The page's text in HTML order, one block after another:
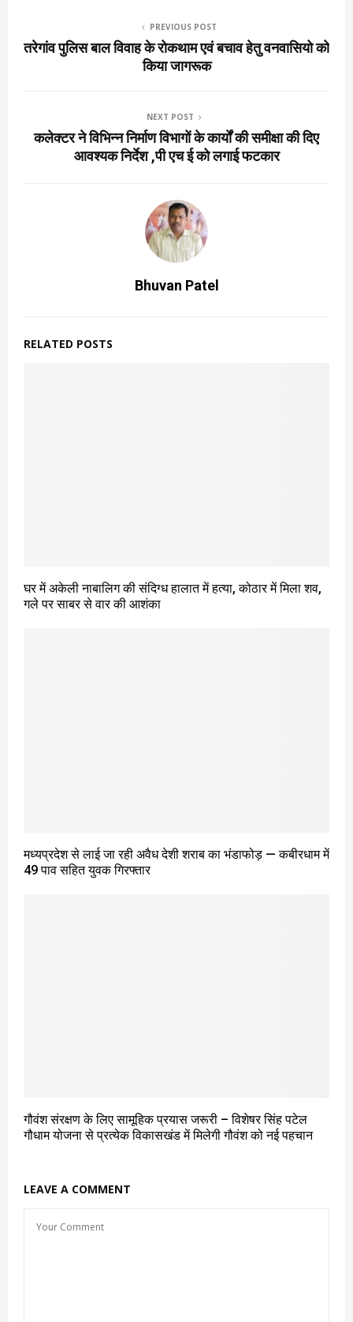
PREVIOUS POST
तरेगांव पुलिस बाल विवाह के रोकथाम एवं बचाव हेतु वनवासियो को
किया जागरूक
NEXT POST
कलेक्टर ने विभिन्न निर्माण विभागों के कार्यों की समीक्षा की दिए
आवश्यक निर्देश ,पी एच ई को लगाई फटकार
Bhuvan Patel
RELATED POSTS
घर में अकेली नाबालिग की संदिग्ध हालात में हत्या, कोठार में मिला शव,
गले पर साबर से वार की आशंका
मध्यप्रदेश से लाई जा रही अवैध देशी शराब का भंडाफोड़ — कबीरधाम में
49 पाव सहित युवक गिरफ्तार
गौवंश संरक्षण के लिए सामूहिक प्रयास जरूरी – विशेषर सिंह पटेल
गौधाम योजना से प्रत्येक विकासखंड में मिलेगी गौवंश को नई पहचान
LEAVE A COMMENT